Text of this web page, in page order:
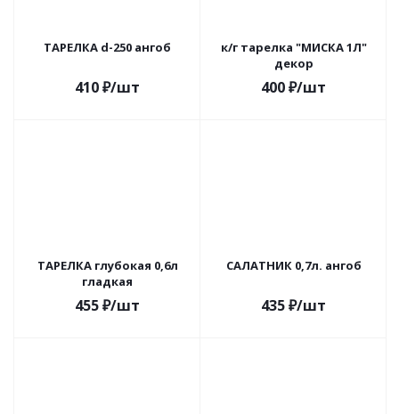
ТАРЕЛКА d-250 ангоб
410₽/шт
к/г тарелка "МИСКА 1Л"
декор
400₽/шт
ТАРЕЛКА глубокая 0,6л
гладкая
455₽/шт
САЛАТНИК 0,7л. ангоб
435₽/шт